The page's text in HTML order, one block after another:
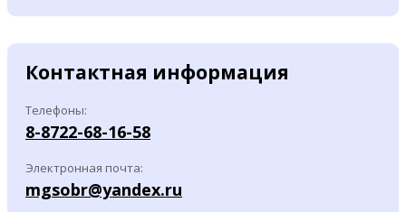
Контактная информация
Телефоны:
8-8722-68-16-58
Электронная почта:
mgsobr@yandex.ru